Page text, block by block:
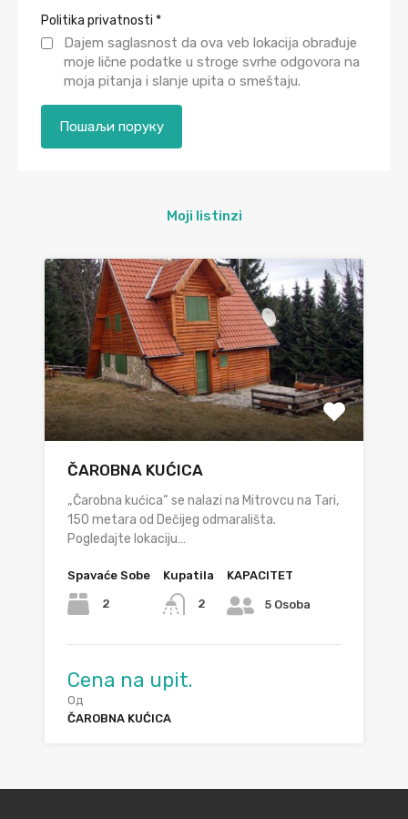
Politika privatnosti *
Dajem saglasnost da ova veb lokacija obrađuje
moje lične podatke u stroge svrhe odgovora na
moja pitanja i slanje upita o smeštaju.
Moji listinzi
ČAROBNA KUĆICA
„Čarobna kućica“ se nalazi na Mitrovcu na Tari,
150 metara od Dečijeg odmarališta.
Pogledajte lokaciju…
Spavaće Sobe
2
Kupatila
2
KAPACITET
5 Osoba
Cena na upit.
Од
ČAROBNA KUĆICA